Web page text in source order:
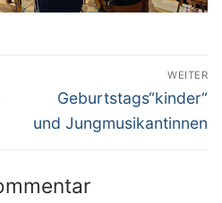
WEITER
Nächster
Beitrag:
Geburtstags“kinder“
und Jungmusikantinnen